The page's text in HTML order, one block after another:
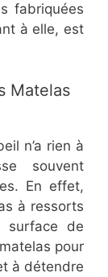
fabriquées
à elle, est
Matelas
n’a rien à
souvent
En effet,
à ressorts
de
pour
à détendre